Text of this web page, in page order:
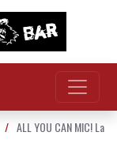
/ ALL YOU CAN MIC! La